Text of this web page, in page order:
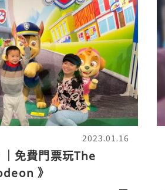
2023.01.16
｜免費門票玩The
》